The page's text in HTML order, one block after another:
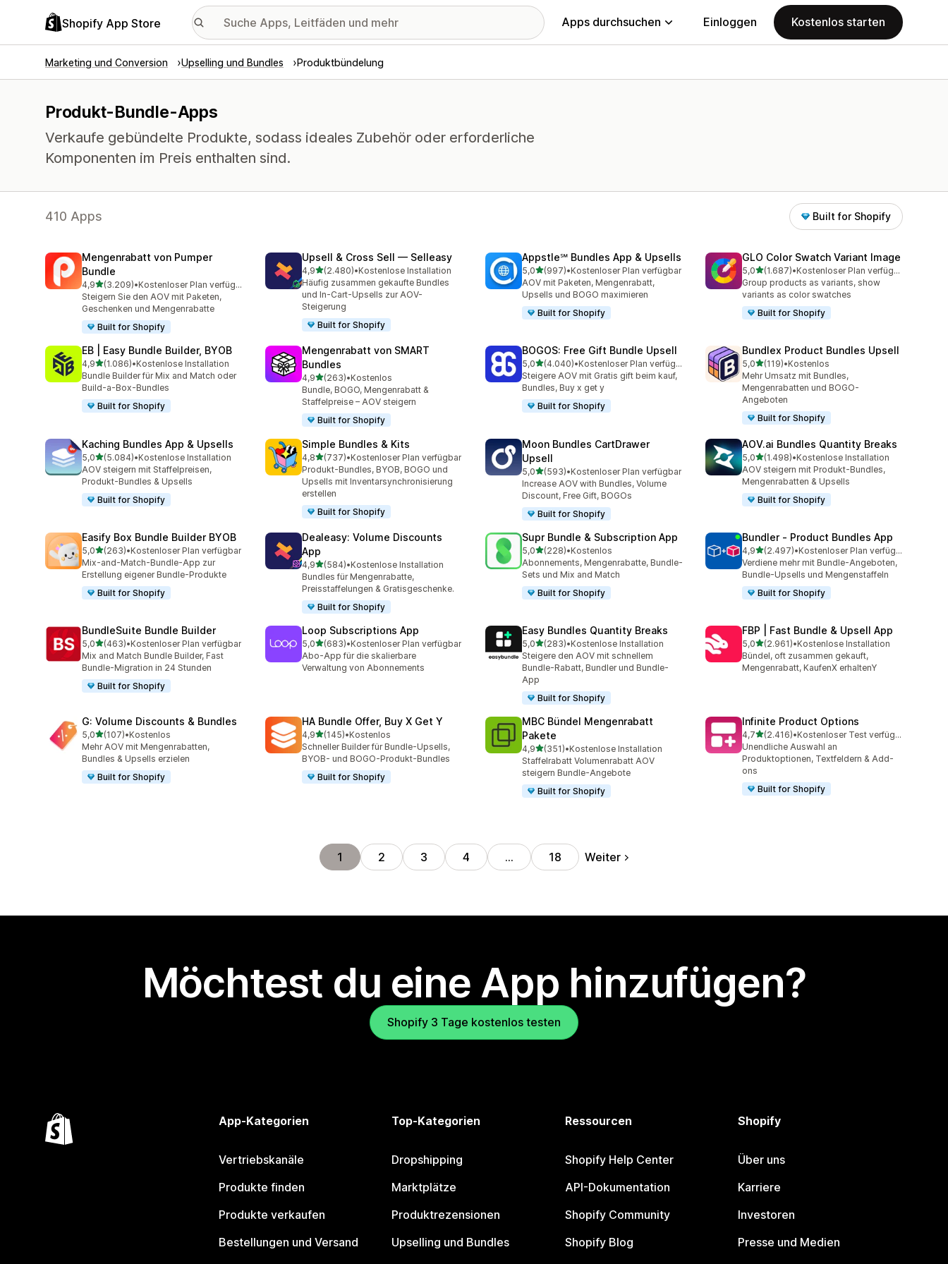
Shopify App Store Apps durchsuchen Einloggen Kostenlos starten
Marketing und Conversion Upselling und Bundles Produktbündelung
Produkt-Bundle-Apps
Verkaufe gebündelte Produkte, sodass ideales Zubehör oder erforderliche
Komponenten im Preis enthalten sind.
410 Apps Built for Shopify
Mengenrabatt von Pumper
Bundle
4,9von 5 Sternen
(3.209)
3209 Rezensionen insgesamt
•
Kostenloser Plan verfügbar
Steigern Sie den AOV mit Paketen,
Geschenken und Mengenrabatte
Built for Shopify
Upsell & Cross Sell — Selleasy
4,9von 5 Sternen
(2.480)
2480 Rezensionen insgesamt
•Kostenlose Installation
Häufig zusammen gekaufte Bundles
und In-Cart-Upsells zur AOV-
Steigerung
Built for Shopify
Appstle℠ Bundles App & Upsells
5,0von 5 Sternen
(997)
997 Rezensionen insgesamt
•Kostenloser Plan verfügbar
AOV mit Paketen, Mengenrabatt,
Upsells und BOGO maximieren
Built for Shopify
GLO Color Swatch Variant Image
5,0von 5 Sternen
(1.687)
1687 Rezensionen insgesamt
•
Kostenloser Plan verfügbar
Group products as variants, show
variants as color swatches
Built for Shopify
EB | Easy Bundle Builder, BYOB
4,9von 5 Sternen
(1.086)
1086 Rezensionen insgesamt
•Kostenlose Installation
Bundle Builder für Mix and Match oder
Build-a-Box-Bundles
Built for Shopify
Mengenrabatt von SMART
Bundles
4,9von 5 Sternen
(263)
263 Rezensionen insgesamt
•Kostenlos
Bundle, BOGO, Mengenrabatt &
Staffelpreise – AOV steigern
Built for Shopify
BOGOS: Free Gift Bundle Upsell
5,0von 5 Sternen
(4.040)
4040 Rezensionen insgesamt
•
Kostenloser Plan verfügbar
Steigere AOV mit Gratis gift beim kauf,
Bundles, Buy x get y
Built for Shopify
Bundlex Product Bundles Upsell
5,0von 5 Sternen
(119)
119 Rezensionen insgesamt
•Kostenlos
Mehr Umsatz mit Bundles,
Mengenrabatten und BOGO-
Angeboten
Built for Shopify
Kaching Bundles App & Upsells
5,0von 5 Sternen
(5.084)
5084 Rezensionen insgesamt
•Kostenlose Installation
AOV steigern mit Staffelpreisen,
Produkt-Bundles & Upsells
Built for Shopify
Simple Bundles & Kits
4,8von 5 Sternen
(737)
737 Rezensionen insgesamt
•Kostenloser Plan verfügbar
Produkt-Bundles, BYOB, BOGO und
Upsells mit Inventarsynchronisierung
erstellen
Built for Shopify
Moon Bundles CartDrawer
Upsell
5,0von 5 Sternen
(593)
593 Rezensionen insgesamt
•Kostenloser Plan verfügbar
Increase AOV with Bundles, Volume
Discount, Free Gift, BOGOs
Built for Shopify
AOV.ai Bundles Quantity Breaks
5,0von 5 Sternen
(1.498)
1498 Rezensionen insgesamt
•Kostenlose Installation
AOV steigern mit Produkt-Bundles,
Mengenrabatten & Upsells
Built for Shopify
Easify Box Bundle Builder BYOB
5,0von 5 Sternen
(263)
263 Rezensionen insgesamt
•Kostenloser Plan verfügbar
Mix-and-Match-Bundle-App zur
Erstellung eigener Bundle-Produkte
Built for Shopify
Dealeasy: Volume Discounts
App
4,9von 5 Sternen
(584)
584 Rezensionen insgesamt
•Kostenlose Installation
Bundles für Mengenrabatte,
Preisstaffelungen & Gratisgeschenke.
Built for Shopify
Supr Bundle & Subscription App
5,0von 5 Sternen
(228)
228 Rezensionen insgesamt
•Kostenlos
Abonnements, Mengenrabatte, Bundle-
Sets und Mix and Match
Built for Shopify
Bundler ‑ Product Bundles App
4,9von 5 Sternen
(2.497)
2497 Rezensionen insgesamt
•
Kostenloser Plan verfügbar
Verdiene mehr mit Bundle-Angeboten,
Bundle-Upsells und Mengenstaffeln
Built for Shopify
BundleSuite Bundle Builder
5,0von 5 Sternen
(463)
463 Rezensionen insgesamt
•Kostenloser Plan verfügbar
Mix and Match Bundle Builder, Fast
Bundle-Migration in 24 Stunden
Built for Shopify
Loop Subscriptions App
5,0von 5 Sternen
(683)
683 Rezensionen insgesamt
•Kostenloser Plan verfügbar
Abo-App für die skalierbare
Verwaltung von Abonnements
Easy Bundles Quantity Breaks
5,0von 5 Sternen
(283)
283 Rezensionen insgesamt
•Kostenlose Installation
Steigere den AOV mit schnellem
Bundle-Rabatt, Bundler und Bundle-
App
Built for Shopify
FBP | Fast Bundle & Upsell App
5,0von 5 Sternen
(2.961)
2961 Rezensionen insgesamt
•Kostenlose Installation
Bündel, oft zusammen gekauft,
Mengenrabatt, KaufenX erhaltenY
G: Volume Discounts & Bundles
5,0von 5 Sternen
(107)
107 Rezensionen insgesamt
•Kostenlos
Mehr AOV mit Mengenrabatten,
Bundles & Upsells erzielen
Built for Shopify
HA Bundle Offer, Buy X Get Y
4,9von 5 Sternen
(145)
145 Rezensionen insgesamt
•Kostenlos
Schneller Builder für Bundle-Upsells,
BYOB- und BOGO-Produkt-Bundles
Built for Shopify
MBC Bündel Mengenrabatt
Pakete
4,9von 5 Sternen
(351)
351 Rezensionen insgesamt
•Kostenlose Installation
Staffelrabatt Volumenrabatt AOV
steigern Bundle-Angebote
Built for Shopify
Infinite Product Options
4,7von 5 Sternen
(2.416)
2416 Rezensionen insgesamt
•
Kostenloser Test verfügbar
Unendliche Auswahl an
Produktoptionen, Textfeldern & Add-
ons
Built for Shopify
1 2 3 4 … 18 Weiter
Möchtest du eine App hinzufügen?
Shopify 3 Tage kostenlos testen
App-Kategorien
Vertriebskanäle
Produkte finden
Produkte verkaufen
Bestellungen und Versand
Top-Kategorien
Dropshipping
Marktplätze
Produktrezensionen
Upselling und Bundles
Ressourcen
Shopify Help Center
API-Dokumentation
Shopify Community
Shopify Blog
Shopify
Über uns
Karriere
Investoren
Presse und Medien